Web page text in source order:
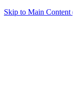
Skip to Main Content